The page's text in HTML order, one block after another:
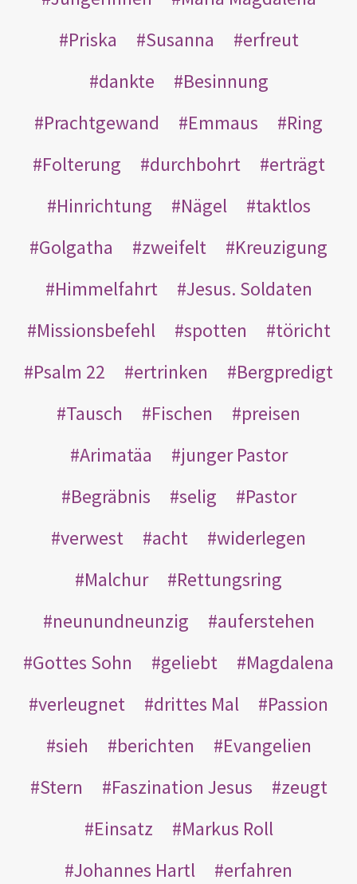
Priska
Susanna
erfreut
dankte
Besinnung
Prachtgewand
Emmaus
Ring
Folterung
durchbohrt
erträgt
Hinrichtung
Nägel
taktlos
Golgatha
zweifelt
Kreuzigung
Himmelfahrt
Jesus. Soldaten
Missionsbefehl
spotten
töricht
Psalm 22
ertrinken
Bergpredigt
Tausch
Fischen
preisen
Arimatäa
junger Pastor
Begräbnis
selig
Pastor
verwest
acht
widerlegen
Malchur
Rettungsring
neunundneunzig
auferstehen
Gottes Sohn
geliebt
Magdalena
verleugnet
drittes Mal
Passion
sieh
berichten
Evangelien
Stern
Faszination Jesus
zeugt
Einsatz
Markus Roll
Johannes Hartl
erfahren